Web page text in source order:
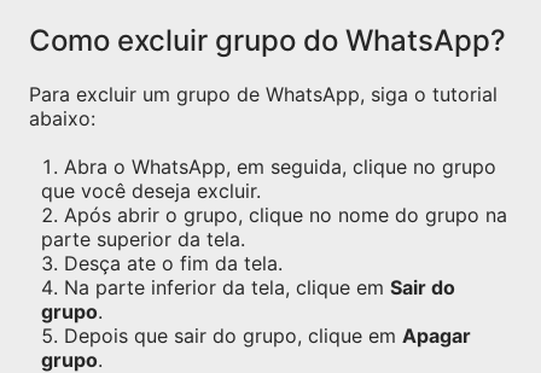
Como excluir grupo do WhatsApp?
Para excluir um grupo de WhatsApp, siga o tutorial
abaixo:
Abra o WhatsApp, em seguida, clique no grupo
que você deseja excluir.
Após abrir o grupo, clique no nome do grupo na
parte superior da tela.
Desça ate o fim da tela.
Na parte inferior da tela, clique em Sair do
grupo.
Depois que sair do grupo, clique em Apagar
grupo.